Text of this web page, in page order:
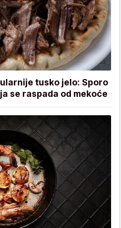
tusko jelo: Sporo
se raspada od mekoće